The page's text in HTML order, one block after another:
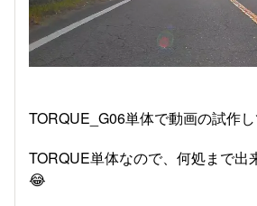
TORQUE_G06単体で動画の試作
TORQUE単体なので、何処まで出
😂